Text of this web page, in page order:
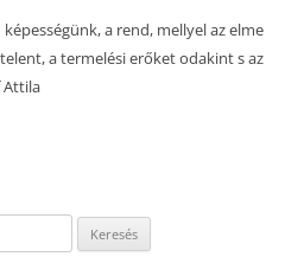
a rend, mellyel az elme
a termelési erőket odakint s az
Attila